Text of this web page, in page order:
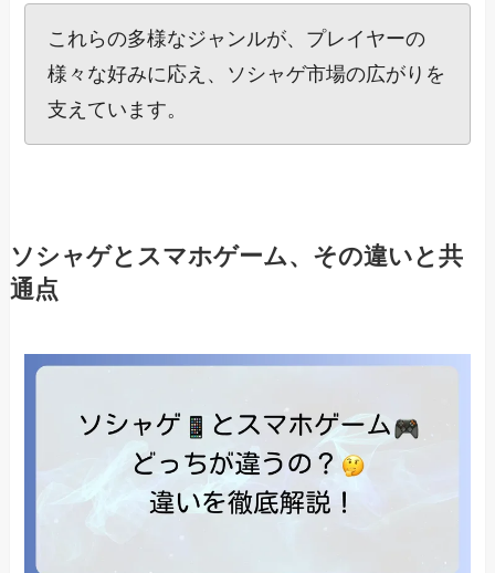
これらの多様なジャンルが、プレイヤーの
様々な好みに応え、ソシャゲ市場の広がりを
支えています。
ソシャゲとスマホゲーム、その違いと共
通点